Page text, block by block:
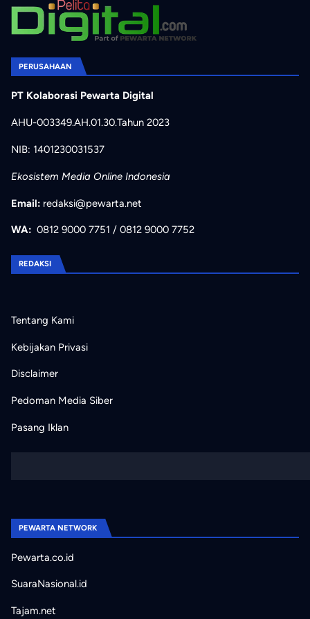
PERUSAHAAN
PT Kolaborasi Pewarta Digital
AHU-003349.AH.01.30.Tahun 2023
NIB: 1401230031537
Ekosistem Media Online Indonesia
Email: redaksi@pewarta.net
WA: 0812 9000 7751 / 0812 9000 7752
REDAKSI
Tentang Kami
Kebijakan Privasi
Disclaimer
Pedoman Media Siber
Pasang Iklan
PEWARTA NETWORK
Pewarta.co.id
SuaraNasional.id
Tajam.net